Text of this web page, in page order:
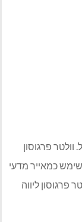
וולטר פרגוסון
כמאייר מדעי
פרגוסון ליווה